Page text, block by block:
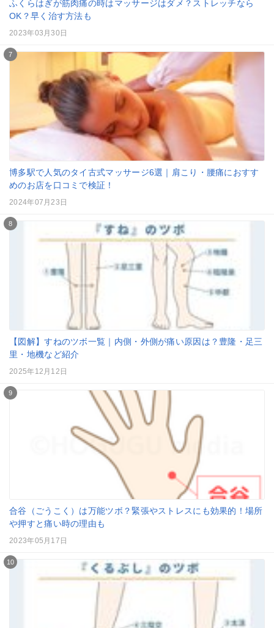
ふくらはぎが筋肉痛の時はマッサージはダメ？ストレッチなら
OK？早く治す方法も
2023年03月30日
7
博多駅で人気のタイ古式マッサージ6選｜肩こり・腰痛におすす
めのお店を口コミで検証！
2024年07月23日
8
【図解】すねのツボ一覧｜内側・外側が痛い原因は？豊隆・足三
里・地機など紹介
2025年12月12日
9
合谷（ごうこく）は万能ツボ？緊張やストレスにも効果的！場所
や押すと痛い時の理由も
2023年05月17日
10